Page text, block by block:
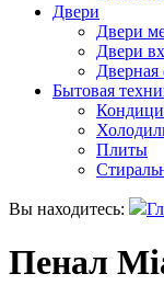
Двери
Двери
Двери
Дверная
Бытовая
Плиты
Вы находитесь:
Пенал